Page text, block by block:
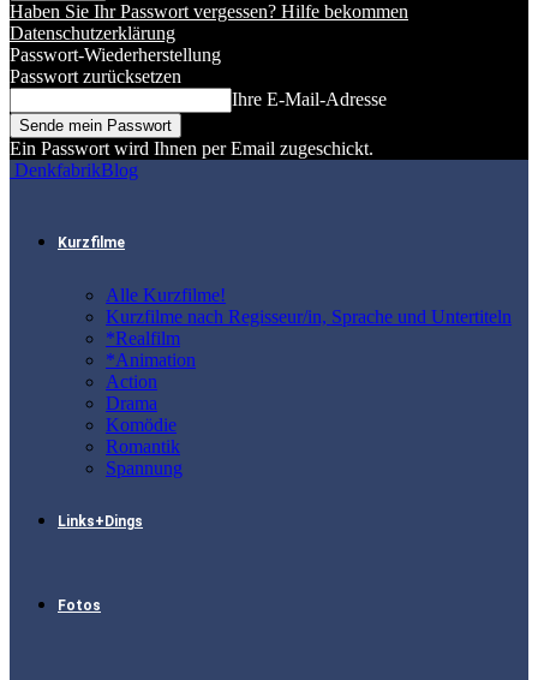
Haben Sie Ihr Passwort vergessen? Hilfe bekommen
Datenschutzerklärung
Passwort-Wiederherstellung
Passwort zurücksetzen
Ihre E-Mail-Adresse
Ein Passwort wird Ihnen per Email zugeschickt.
DenkfabrikBlog
Kurzfilme
Alle Kurzfilme!
Kurzfilme nach Regisseur/in, Sprache und Untertiteln
*Realfilm
*Animation
Action
Drama
Komödie
Romantik
Spannung
Links+Dings
Fotos